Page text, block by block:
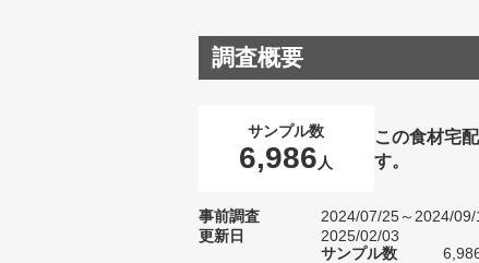
調査概要
サンプル数
6,986 人
この食材宅
す。
事前調査
2024/07/25～2024/09/
更新日
2025/02/03
サンプル数